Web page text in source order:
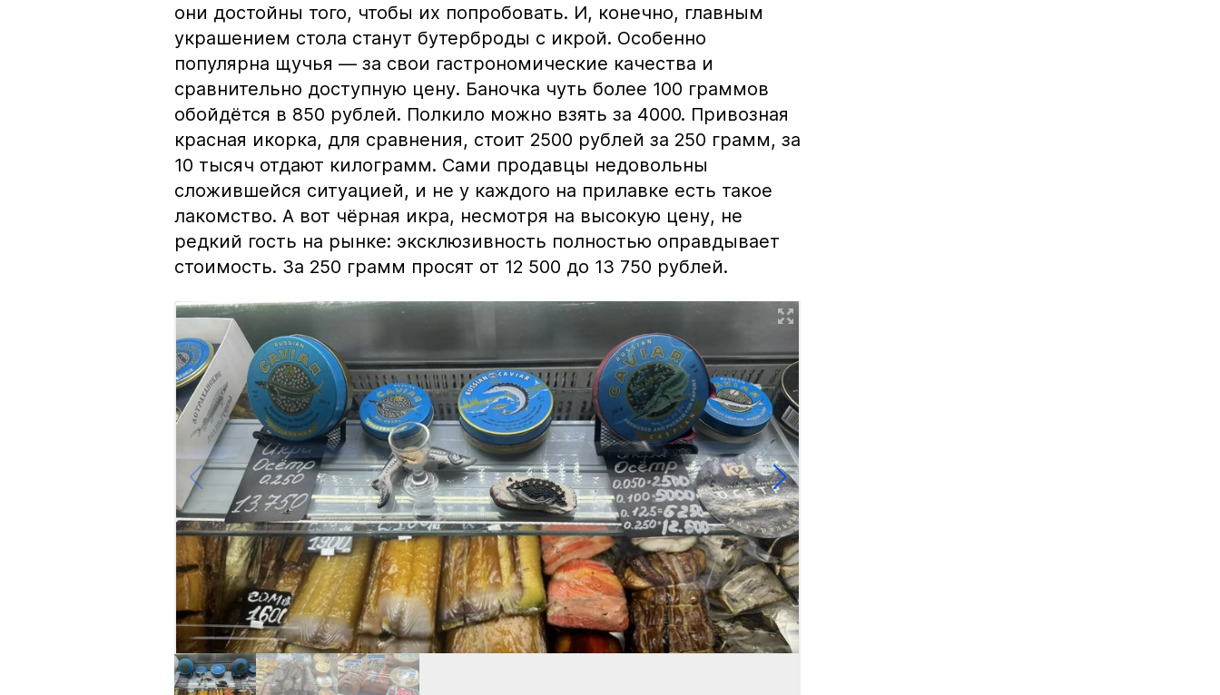
они достойны того, чтобы их попробовать. И, конечно, главным
украшением стола станут бутерброды с икрой. Особенно
популярна щучья — за свои гастрономические качества и
сравнительно доступную цену. Баночка чуть более 100 граммов
обойдётся в 850 рублей. Полкило можно взять за 4000. Привозная
красная икорка, для сравнения, стоит 2500 рублей за 250 грамм, за
10 тысяч отдают килограмм. Сами продавцы недовольны
сложившейся ситуацией, и не у каждого на прилавке есть такое
лакомство. А вот чёрная икра, несмотря на высокую цену, не
редкий гость на рынке: эксклюзивность полностью оправдывает
стоимость. За 250 грамм просят от 12 500 до 13 750 рублей.